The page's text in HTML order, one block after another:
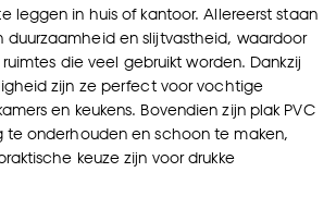
leggen in huis of kantoor. Allereerst staan
duurzaamheid en slijtvastheid, waardoor
die veel gebruikt worden. Dankzij
zijn ze perfect voor vochtige
en keukens. Bovendien zijn plak PVC
te onderhouden en schoon te maken,
keuze zijn voor drukke